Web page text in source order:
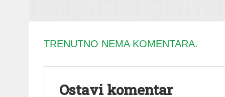
TRENUTNO NEMA KOMENTARA.
Ostavi komentar